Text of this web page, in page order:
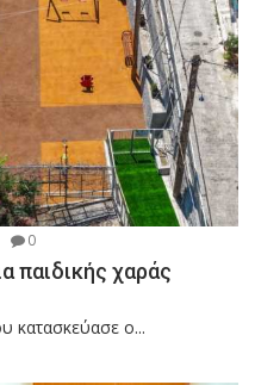
0
παιδικής χαράς
κατασκεύασε ο...